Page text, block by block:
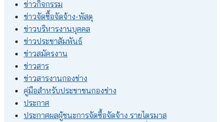
ข่าวกิจกรรม
ข่าวจัดซื้อจัดจ้าง-พัสดุ
ข่าวบริหารงานบุคคล
ข่าวประชาสัมพันธ์
ข่าวสมัครงาน
ข่าวสาร
ข่าวสารงานกองช่าง
คู่มือสำหรับประชาชนกองช่าง
ประกาศ
ประกาศผลผู้ชนะการจัดซื้อจัดจ้าง รายไตรมาส